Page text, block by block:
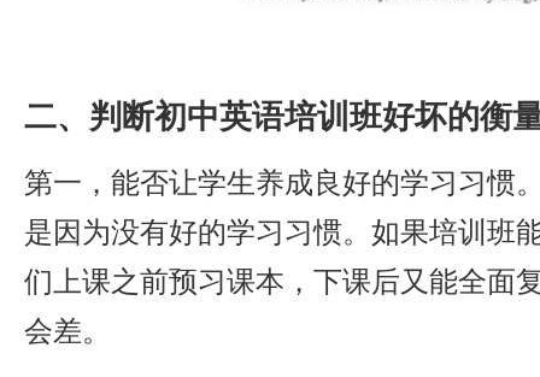
二、判断初中英语培训班好坏的衡
第一，能否让学生养成良好的学习习惯
是因为没有好的学习习惯。如果培训班
们上课之前预习课本，下课后又能全面
会差。